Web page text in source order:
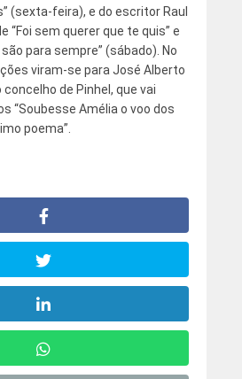
(sexta-feira), e do escritor Raul
“Foi sem querer que te quis” e
para sempre” (sábado). No
viram-se para José Alberto
de Pinhel, que vai
“Soubesse Amélia o voo dos
poema”.